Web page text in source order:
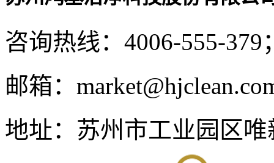
咨询热线： 4006-555-379
邮箱：
地址： 苏州市工业园区